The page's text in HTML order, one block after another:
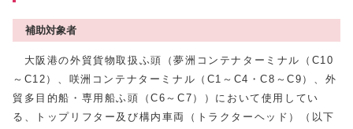
補助対象者
大阪港の外貿貨物取扱ふ頭（夢洲コンテナターミナル（C10
～C12）、咲洲コンテナターミナル（C1～C4・C8～C9）、外
貿多目的船・専用船ふ頭（C6～C7））において使用してい
る、トップリフター及び構内車両（トラクターヘッド）（以下